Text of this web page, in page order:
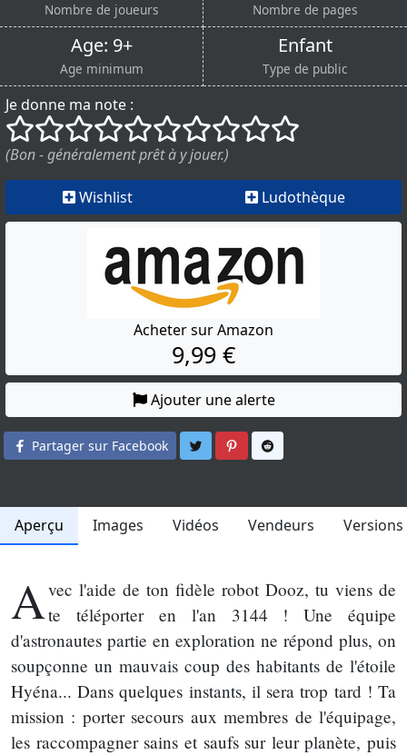
Nombre de joueurs Nombre de pages
Age: 9+
Age minimum
Enfant
Type de public
Je donne ma note :
()
() () () () () () () ()
()
(Bon - généralement prêt à y jouer.)
Wishlist Ludothèque
Acheter sur Amazon
9,99 €
Ajouter une alerte
Partager sur Facebook Partager sur Twitter
Partager sur Pinterest
Aperçu Images Vidéos Vendeurs Versions
Avec l'aide de ton fidèle robot Dooz, tu viens de
te téléporter en l'an 3144 ! Une équipe
d'astronautes partie en exploration ne répond plus, on
soupçonne un mauvais coup des habitants de l'étoile
Hyéna... Dans quelques instants, il sera trop tard ! Ta
mission : porter secours aux membres de l'équipage,
les raccompagner sains et saufs sur leur planète, puis